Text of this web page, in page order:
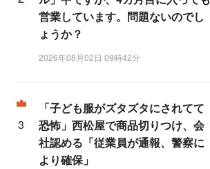
営業しています。問題ないのでし
ょうか？
2026年08月02日 09時42分
「子ども服がズタズタにされてて
恐怖」西松屋で商品切りつけ、会
社認める「従業員が通報、警察に
より確保」